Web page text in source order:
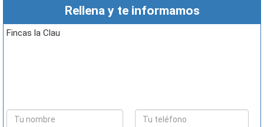
Rellena y te informamos
Fincas la Clau